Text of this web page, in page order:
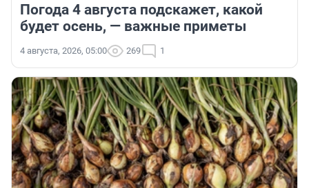
Погода 4 августа подскажет, какой
будет осень, — важные приметы
4 августа, 2026, 05:00 269 1